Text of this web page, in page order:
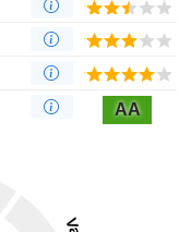
AA